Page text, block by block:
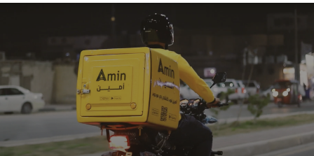
أطلق أحد الشركاء شركة للنقل التشاركي في ولاية
ماريلاند بالولايات المتحدة الأمريكية. وقد واجهت الشركة
منافسة شديدة على السائقين والعملاء، مثل شركة Lyft،
ولكنها استطاعت أن تحجز مكاناً لها في السوق من خلال
استراتيجية مدروسة وحملات تسويقية ذكية.